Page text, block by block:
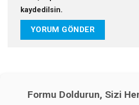
kaydedilsin.
Formu Doldurun, Sizi